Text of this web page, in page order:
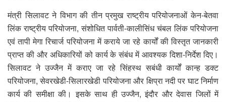
मंत्री सिलावट ने विभाग की तीन प्रमुख राष्ट्रीय परियोजनाओं केन-बेतवा
लिंक राष्ट्रीय परियोजना, संशोधित पार्वती-कालीसिंध चंबल लिंक परियोजना
एवं तापी मेगा रिचार्ज परियोजना में कराये जा रहे कार्यों की विस्तृत जानकारी
प्राप्त की और अधिकारियों को कार्य के संबंध में आवश्यक दिशा-निर्देश दिए।
सिलावट ने उज्जैन में कराए जा रहे सिंहस्थ सबंधी कार्यों कान्ह डक्ट
परियोजना, सेवरखेडी-सिलारखेडी परियोजना और क्षिप्रा नदी पर घाट निर्माण
कार्य की समीक्षा की। इसके साथ ही उज्जैन, इंदौर और देवास जिलों में